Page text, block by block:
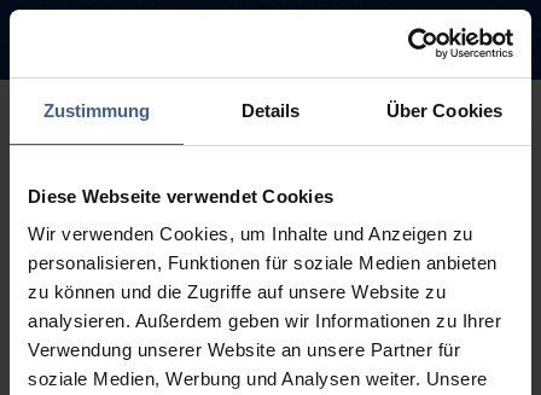
Zustimmung Details Über Cookies
Diese Webseite verwendet Cookies
Wir verwenden Cookies, um Inhalte und Anzeigen zu
personalisieren, Funktionen für soziale Medien anbieten
zu können und die Zugriffe auf unsere Website zu
analysieren. Außerdem geben wir Informationen zu Ihrer
Verwendung unserer Website an unsere Partner für
soziale Medien, Werbung und Analysen weiter. Unsere
Entschuldigung diese Seite ist
leider nicht verfügbar
Der Link, dem Sie gefolgt sind, ist möglicherweise defekt oder die
Seite wurde entfernt.